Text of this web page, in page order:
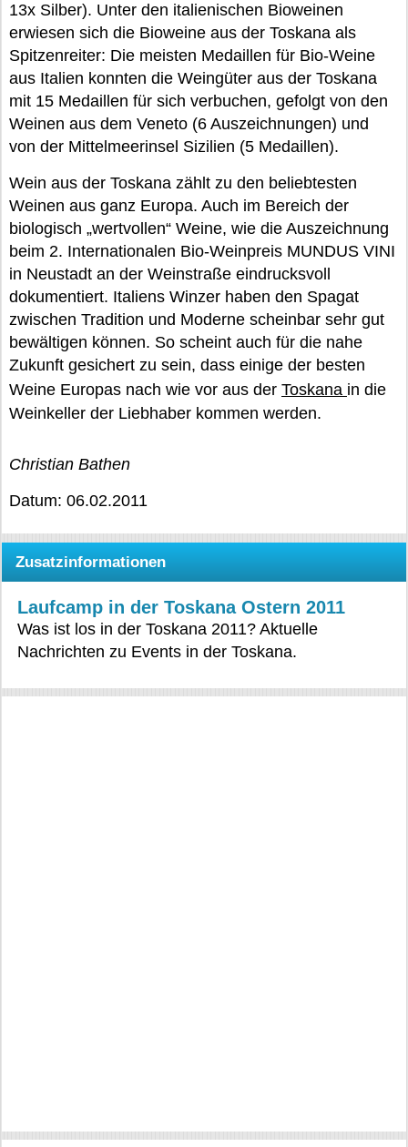
13x Silber). Unter den italienischen Bioweinen
erwiesen sich die Bioweine aus der Toskana als
Spitzenreiter: Die meisten Medaillen für Bio-Weine
aus Italien konnten die Weingüter aus der Toskana
mit 15 Medaillen für sich verbuchen, gefolgt von den
Weinen aus dem Veneto (6 Auszeichnungen) und
von der Mittelmeerinsel Sizilien (5 Medaillen).
Wein aus der Toskana zählt zu den beliebtesten
Weinen aus ganz Europa. Auch im Bereich der
biologisch „wertvollen“ Weine, wie die Auszeichnung
beim 2. Internationalen Bio-Weinpreis MUNDUS VINI
in Neustadt an der Weinstraße eindrucksvoll
dokumentiert. Italiens Winzer haben den Spagat
zwischen Tradition und Moderne scheinbar sehr gut
bewältigen können. So scheint auch für die nahe
Zukunft gesichert zu sein, dass einige der besten
Weine Europas nach wie vor aus der Toskana in die
Weinkeller der Liebhaber kommen werden.
Christian Bathen
Datum: 06.02.2011
Zusatzinformationen
Laufcamp in der Toskana Ostern 2011
Was ist los in der Toskana 2011? Aktuelle
Nachrichten zu Events in der Toskana.